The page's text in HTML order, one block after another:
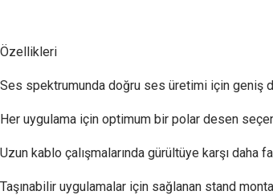
Özellikleri
Ses spektrumunda doğru ses üretimi için geniş
Her uygulama için optimum bir polar desen
Uzun kablo çalışmalarında gürültüye karşı daha
Taşınabilir uygulamalar için sağlanan stand